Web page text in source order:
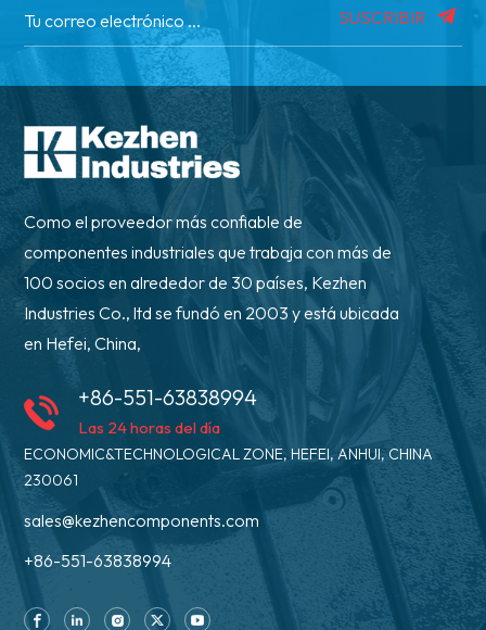
SUSCRIBIR
Como el proveedor más confiable de
componentes industriales que trabaja con más de
100 socios en alrededor de 30 países, Kezhen
Industries Co., ltd se fundó en 2003 y está ubicada
en Hefei, China,
+86-551-63838994
Las 24 horas del día
ECONOMIC&TECHNOLOGICAL ZONE, HEFEI, ANHUI, CHINA
230061
sales@kezhencomponents.com
+86-551-63838994